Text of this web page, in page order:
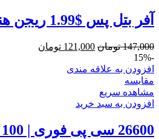
آفر بتل پس $1.99 ریجن هند
147,000 تومان 121,000 تومان
-15%
افزودن به علاقه مندی
مقایسه
مشاهده سریع
افزودن به سبد خرید
26600 سی پی فوری | 100 درصد قانونی